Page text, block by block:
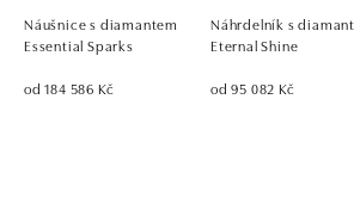
Náušnice s diamantem
Essential Sparks
od 184 586 Kč
Náhrdelník s
Eternal Shine
od 95 082 Kč